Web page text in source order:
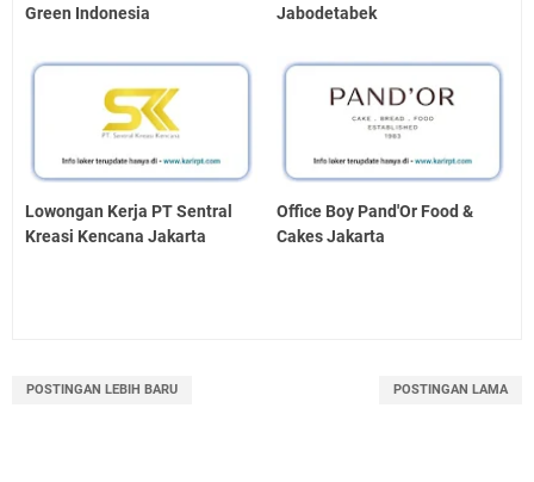
Green Indonesia
Jabodetabek
Lowongan Kerja PT Sentral
Kreasi Kencana Jakarta
Office Boy Pand'Or Food &
Cakes Jakarta
POSTINGAN LEBIH BARU POSTINGAN LAMA